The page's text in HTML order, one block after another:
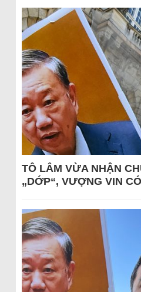
TÔ LÂM VỪA NHẬN
„DỚP“, VƯỢNG VIN